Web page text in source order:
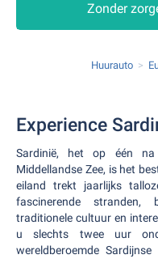
Zonder
Huurauto
Experience
Sardinië, het op één
Middellandse Zee, is het
eiland trekt jaarlijks
fascinerende stranden,
traditionele cultuur en
u slechts twee uur
wereldberoemde